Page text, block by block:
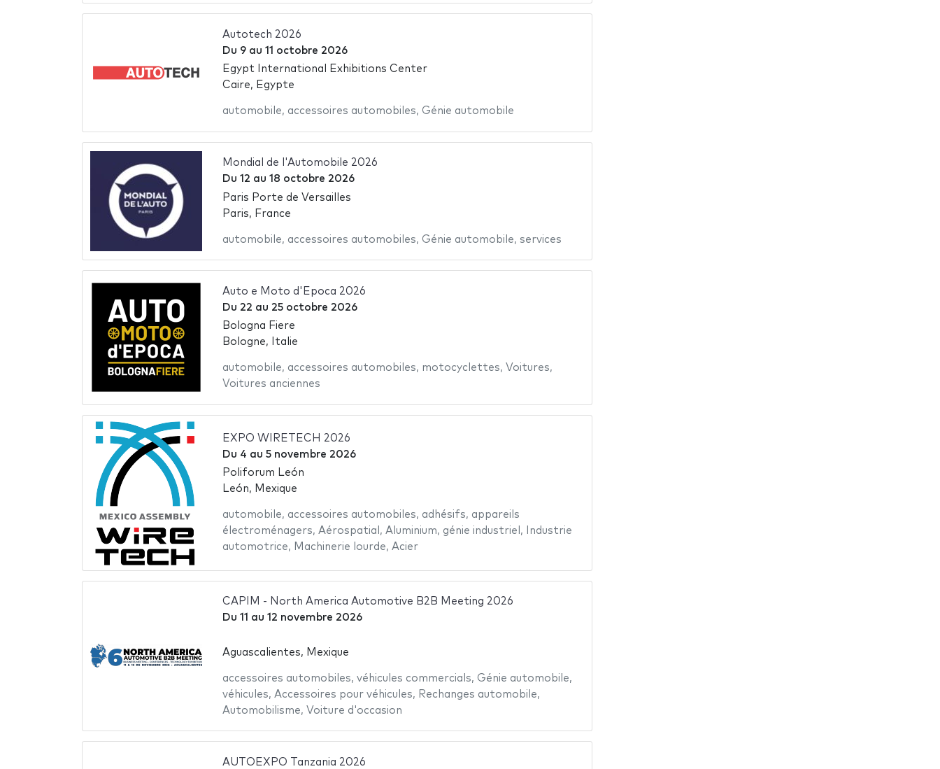
Autotech 2026
Du 9au 11 octobre 2026
Egypt International Exhibitions Center
Caire, Egypte
automobile, accessoires automobiles, Génie automobile
Mondial de l'Automobile 2026
Du 12 au 18 octobre 2026
Paris Porte de Versailles
Paris, France
automobile, accessoires automobiles, Génie automobile, services
Auto e Moto d'Epoca 2026
Du 22 au 25 octobre 2026
Bologna Fiere
Bologne, Italie
automobile, accessoires automobiles, motocyclettes, Voitures,
Voitures anciennes
EXPO WIRETECH 2026
Du 4 au 5 novembre 2026
Poliforum León
León, Mexique
automobile, accessoires automobiles, adhésifs, appareils
électroménagers, Aérospatial , Aluminium, génie industriel ,
Industrie
automotrice, Machinerie lourde, Acier
CAPIM - North America Automotive B2B Meeting 2026
Du 11 au 12 novembre 2026
Aguascalientes, Mexique
accessoires automobiles, véhicules commercials, Génie automobile,
véhicules, Accessoires pour véhicules, Rechanges automobile,
Automobilisme, Voiture d'occasion
AUTOEXPO Tanzania 2026